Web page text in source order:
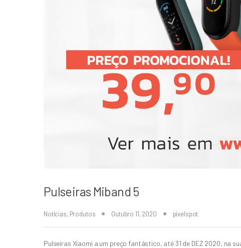
Pulseiras Miband 5
Notícias, Produtos Outubro 11, 2020 pixelspot
Pulseiras Xiaomi a um preço fantástico, até 31 de DEZ 2020, na